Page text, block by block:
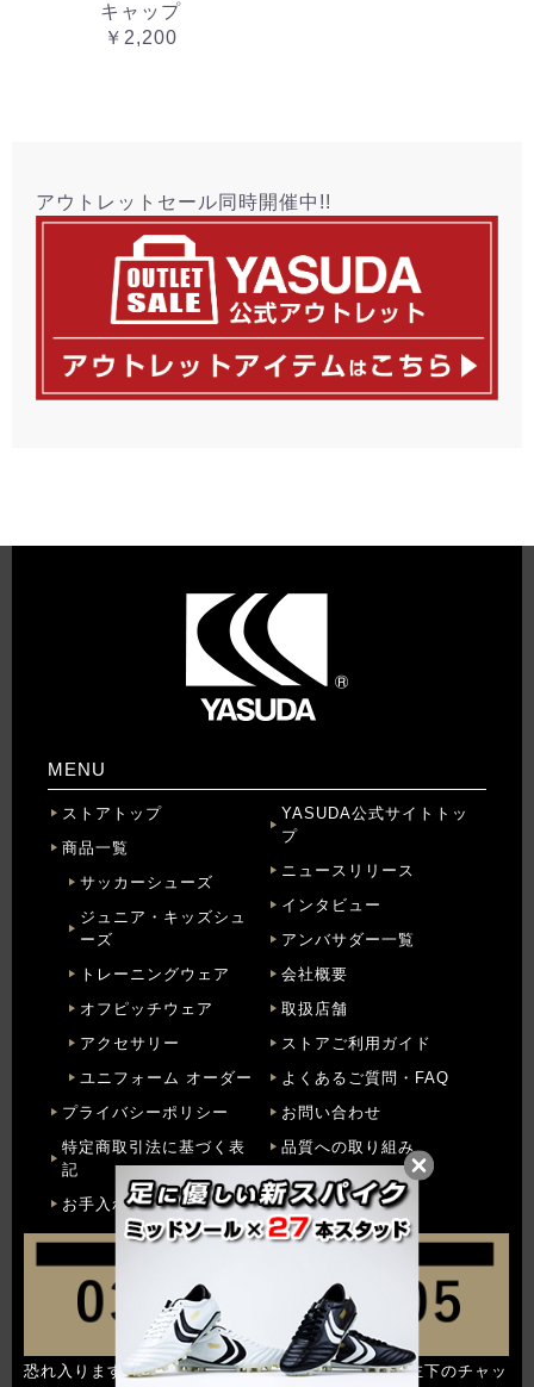
キャップ
￥2,200
アウトレットセール同時開催中!!
MENU
ストアトップ
商品一覧
サッカーシューズ
ジュニア・キッズシュ
ーズ
トレーニングウェア
オフピッチウェア
アクセサリー
ユニフォーム オーダー
プライバシーポリシー
特定商取引法に基づく表
記
お手入れ方法
YASUDA公式サイトトッ
プ
ニュースリリース
インタビュー
アンバサダー一覧
会社概要
取扱店舗
ストアご利用ガイド
よくあるご質問・FAQ
お問い合わせ
品質への取り組み
恐れ入りますが、原則お問合せフォームまたは画面左下のチャッ